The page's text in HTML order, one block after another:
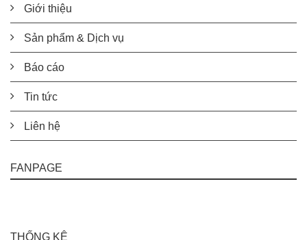
Giới thiệu
Sản phẩm & Dịch vụ
Báo cáo
Tin tức
Liên hệ
FANPAGE
THỐNG KÊ